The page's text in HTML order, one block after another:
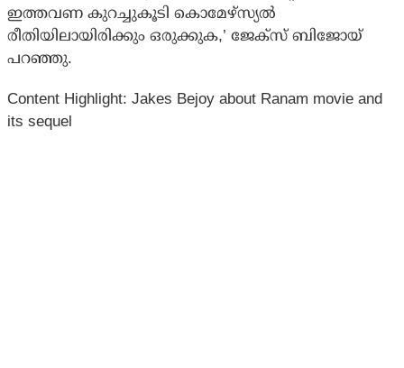
ഇത്തവണ കുറച്ചുകൂടി കൊമേഴ്‌സ്യല്‍
രീതിയിലായിരിക്കും ഒരുക്കുക,’ ജേക്‌സ് ബിജോയ്
പറഞ്ഞു.
Content Highlight: Jakes Bejoy about Ranam movie and
its sequel